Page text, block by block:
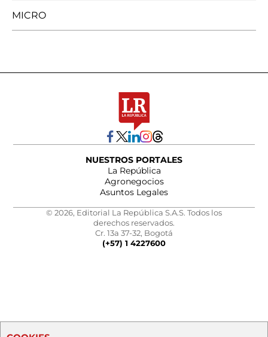
MICRO
NUESTROS PORTALES
La República
Agronegocios
Asuntos Legales
© 2026, Editorial La República S.A.S. Todos los
derechos reservados.
Cr. 13a 37-32, Bogotá
(+57) 1 4227600